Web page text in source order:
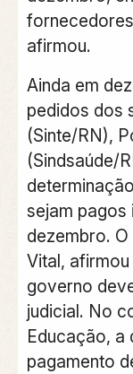
afirmou.
Ainda em
pedidos dos
(Sinte/RN),
(Sindsaúde/
sejam pagos
dezembro.
Vital,
governo
judicial. No
Educação, a
pagamento